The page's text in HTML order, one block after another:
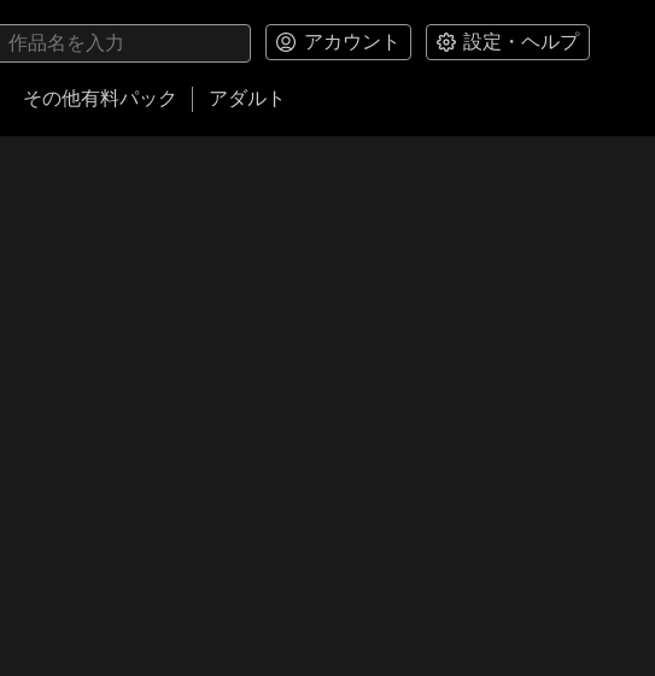
アカウント 設定・ヘルプ
その他有料パック アダルト